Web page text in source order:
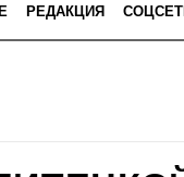
РЕДАКЦИЯ